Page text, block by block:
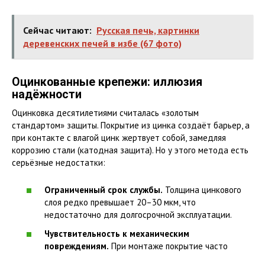
Сейчас читают: Русская печь, картинки
деревенских печей в избе (67 фото)
Оцинкованные крепежи: иллюзия
надёжности
Оцинковка десятилетиями считалась «золотым
стандартом» защиты. Покрытие из цинка создаёт барьер, а
при контакте с влагой цинк жертвует собой, замедляя
коррозию стали (катодная защита). Но у этого метода есть
серьёзные недостатки:
Ограниченный срок службы. Толщина цинкового
слоя редко превышает 20–30 мкм, что
недостаточно для долгосрочной эксплуатации.
Чувствительность к механическим
повреждениям. При монтаже покрытие часто